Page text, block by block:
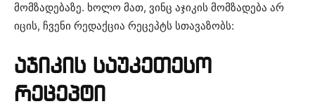
მომზადებაზე. ხოლო მათ, ვინც აჯიკის მომზადება არ
იცის, ჩვენი რედაქცია რეცეპტს სთავაზობს:
აჯიკის საუკეთესო
რეცეპტი